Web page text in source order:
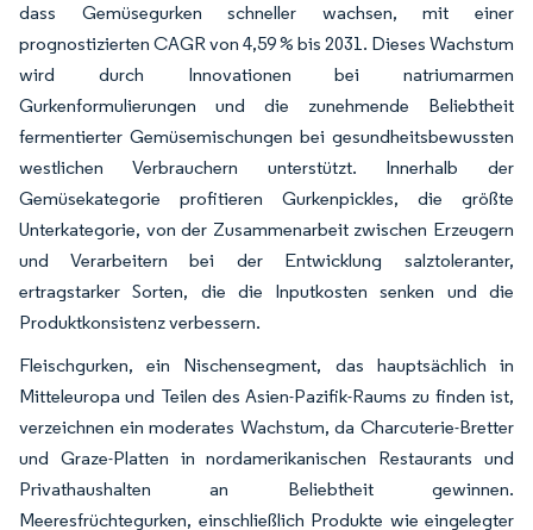
dass Gemüsegurken schneller wachsen, mit einer
prognostizierten CAGR von 4,59 % bis 2031. Dieses Wachstum
wird durch Innovationen bei natriumarmen
Gurkenformulierungen und die zunehmende Beliebtheit
fermentierter Gemüsemischungen bei gesundheitsbewussten
westlichen Verbrauchern unterstützt. Innerhalb der
Gemüsekategorie profitieren Gurkenpickles, die größte
Unterkategorie, von der Zusammenarbeit zwischen Erzeugern
und Verarbeitern bei der Entwicklung salztoleranter,
ertragstarker Sorten, die die Inputkosten senken und die
Produktkonsistenz verbessern.
Fleischgurken, ein Nischensegment, das hauptsächlich in
Mitteleuropa und Teilen des Asien-Pazifik-Raums zu finden ist,
verzeichnen ein moderates Wachstum, da Charcuterie-Bretter
und Graze-Platten in nordamerikanischen Restaurants und
Privathaushalten an Beliebtheit gewinnen.
Meeresfrüchtegurken, einschließlich Produkte wie eingelegter